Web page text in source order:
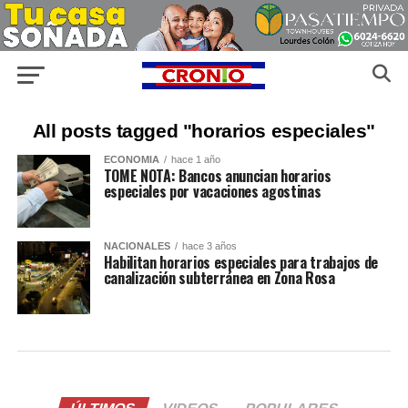
All posts tagged "horarios especiales"
ECONOMIA hace 1 año
TOME NOTA: Bancos anuncian horarios
especiales por vacaciones agostinas
NACIONALES hace 3 años
Habilitan horarios especiales para trabajos de
canalización subterránea en Zona Rosa